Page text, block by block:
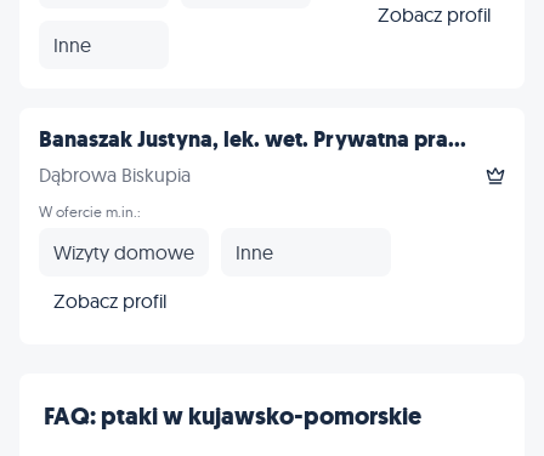
Inne
Zobacz profil
Banaszak Justyna, lek. wet. Prywatna pra...
Dąbrowa Biskupia
W ofercie m.in.:
Wizyty domowe
Inne
Zobacz profil
FAQ: ptaki w kujawsko-pomorskie